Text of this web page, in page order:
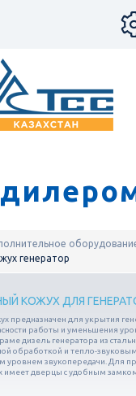
генератор
КОЖУХ ДЛЯ
предназначен для укрытия
работы и уменьшения
дизель генератора из
обработкой и тепло-
звукопередачи. Для
имеет дверцы с удобным